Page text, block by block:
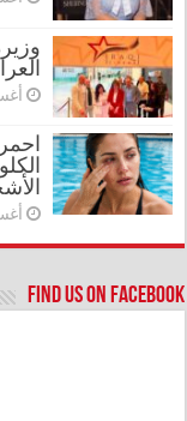
Find us on Facebook